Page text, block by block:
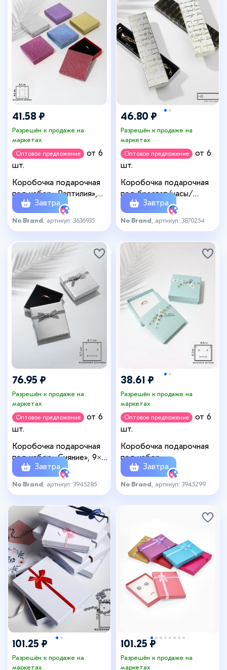
41.58 ₽
Разрешён к продаже на
маркетах
Оптовое предложение
от 6
шт.
Коробочка подарочная
под набор «Рептилия»,
9×9 см, (полезная часть
8.5×8.5 см), вставка
чёрная, МИКС
Завтра
No Brand , артикул: 3636935
46.80 ₽
Разрешён к продаже на
маркетах
Оптовое предложение
от 6
шт.
Коробочка подарочная
под браслет/часы/
цепочку «Курсив», 21×4,3
(размер полезной части
19,9×4,1 см), цвет МИКС
Завтра
No Brand , артикул: 3870254
76.95 ₽
Разрешён к продаже на
маркетах
Оптовое предложение
от 6
шт.
Коробочка подарочная
под набор «Сияние», 9×9
см, (полезная часть
8.7×8.7 см), цвет серебро
Завтра
No Brand , артикул: 3945285
38.61 ₽
Разрешён к продаже на
маркетах
Оптовое предложение
от 6
шт.
Коробочка подарочная
под набор
«Влюбленность», 9×9 см,
(полезная часть 8.5×8.5
см), голубая
Завтра
No Brand , артикул: 3945299
101.25 ₽
Разрешён к продаже на
маркетах
101.25 ₽
Разрешён к продаже на
маркетах